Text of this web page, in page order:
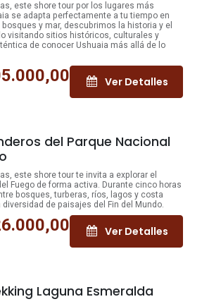
este shore tour por los lugares más
se adapta perfectamente a tu tiempo en
y mar, descubrimos la historia y el
visitando sitios históricos, culturales y
de conocer Ushuaia más allá de lo
Ver Detalles
del Parque Nacional
este shore tour te invita a explorar el
Fuego de forma activa. Durante cinco horas
bosques, turberas, ríos, lagos y costa
de paisajes del Fin del Mundo.
Ver Detalles
Laguna Esmeralda